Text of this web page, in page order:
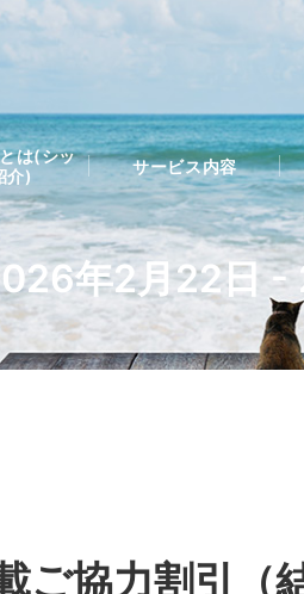
年2月22日 -
ご協力割引（
は(シッ
介)
サービス内容